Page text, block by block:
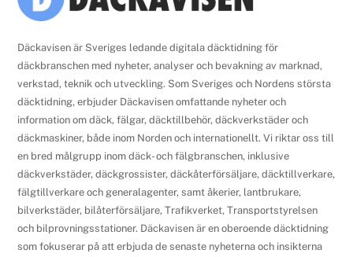
To
Däckavisen är Sveriges ledande digitala däcktidning för
däckbranschen med nyheter, analyser och bevakning av marknad,
verkstad, teknik och utveckling. Som Sveriges och Nordens största
däcktidning, erbjuder Däckavisen omfattande nyheter och
information om däck, fälgar, däcktillbehör, däckverkstäder och
däckmaskiner, både inom Norden och internationellt. Vi riktar oss till
en bred målgrupp inom däck- och fälgbranschen, inklusive
däckverkstäder, däckgrossister, däckåterförsäljare, däcktillverkare,
fälgtillverkare och generalagenter, samt åkerier, lantbrukare,
bilverkstäder, bilåterförsäljare, Trafikverket, Transportstyrelsen
och bilprovningsstationer. Däckavisen är en oberoende däcktidning
som fokuserar på att erbjuda de senaste nyheterna och insikterna